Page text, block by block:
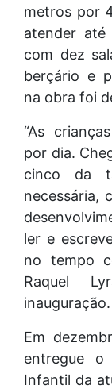
metros por
atender até
com dez
berçário e
na obra foi
“As
por dia.
cinco da
necessária,
ler e
no tempo
Raquel
inauguração.
Em
entregue o
Infantil da